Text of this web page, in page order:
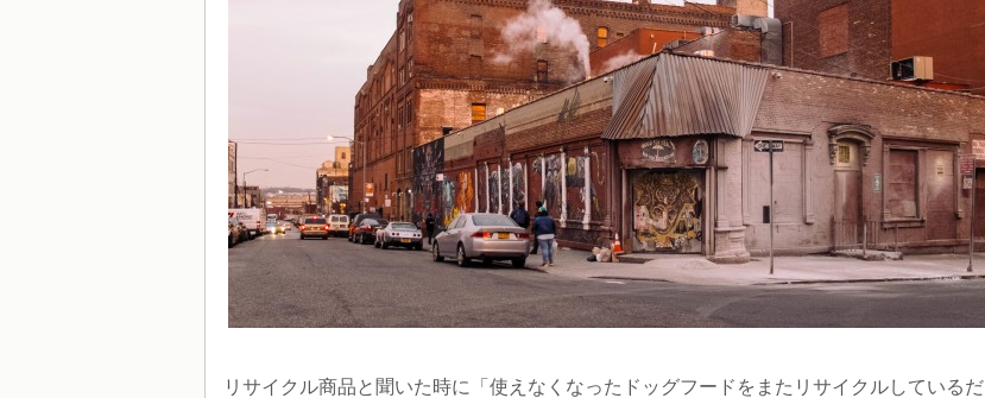
リサイクル商品と聞いた時に「使えなくなったドッグフードをまたリサイクルしているだ